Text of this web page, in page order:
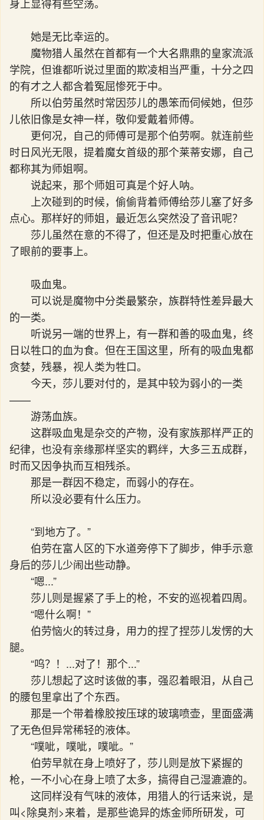
身上显得有些空荡。
她是无比幸运的。
魔物猎人虽然在首都有一个大名鼎鼎的皇家流派
学院，但谁都听说过里面的欺凌相当严重，十分之四
的有才之人都含着冤屈惨死于中。
所以伯劳虽然时常因莎儿的愚笨而伺候她，但莎
儿依旧像是女神一样，敬仰爱戴着师傅。
更何况，自己的师傅可是那个伯劳啊。就连前些
时日风光无限，提着魔女首级的那个莱蒂安娜，自己
都称其为师姐啊。
说起来，那个师姐可真是个好人呐。
上次碰到的时候，偷偷背着师傅给莎儿塞了好多
点心。那样好的师姐，最近怎么突然没了音讯呢？
莎儿虽然在意的不得了，但还是及时把重心放在
了眼前的要事上。
吸血鬼。
可以说是魔物中分类最繁杂，族群特性差异最大
的一类。
听说另一端的世界上，有一群和善的吸血鬼，终
日以牲口的血为食。但在王国这里，所有的吸血鬼都
贪婪，残暴，视人类为牲口。
今天，莎儿要对付的，是其中较为弱小的一类
——
游荡血族。
这群吸血鬼是杂交的产物，没有家族那样严正的
纪律，也没有亲缘那样坚实的羁绊，大多三五成群，
时而又因争执而互相残杀。
那是一群因不稳定，而弱小的存在。
所以没必要有什么压力。
“到地方了。”
伯劳在富人区的下水道旁停下了脚步，伸手示意
身后的莎儿少闹出些动静。
“嗯...”
莎儿则是握紧了手上的枪，不安的巡视着四周。
“嗯什么啊！”
伯劳恼火的转过身，用力的捏了捏莎儿发愣的大
腿。
“呜？！...对了！那个...”
莎儿想起了这时该做的事，强忍着眼泪，从自己
的腰包里拿出了个东西。
那是一个带着橡胶按压球的玻璃喷壶，里面盛满
了无色但异常稀轻的液体。
“噗呲，噗呲，噗呲。”
伯劳早就在身上喷好了，莎儿则是放下紧握的
枪，一不小心在身上喷了太多，搞得自己湿漉漉的。
这同样没有气味的液体，用猎人的行话来说，是
叫<除臭剂>来着，是那些诡异的炼金师所研发，可